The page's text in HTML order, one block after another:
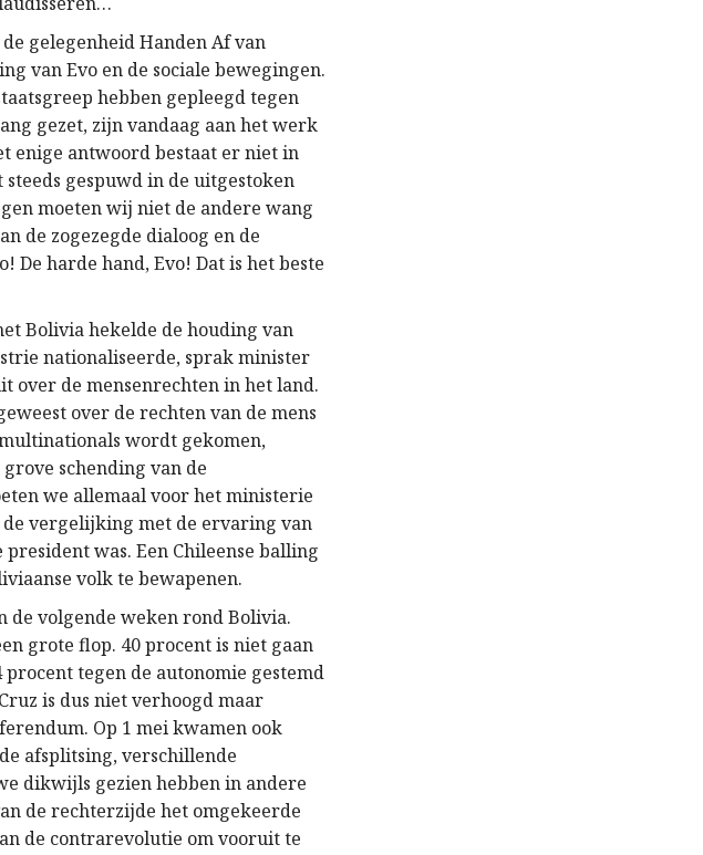
gelegenheid Handen Af van
van Evo en de sociale bewegingen.
hebben gepleegd tegen
gezet, zijn vandaag aan het werk
enige antwoord bestaat er niet in
gespuwd in de uitgestoken
moeten wij niet de andere wang
de zogezegde dialoog en de
De harde hand, Evo! Dat is het beste
Bolivia hekelde de houding van
nationaliseerde, sprak minister
over de mensenrechten in het land.
over de rechten van de mens
wordt gekomen,
schending van de
we allemaal voor het ministerie
de vergelijking met de ervaring van
was. Een Chileense balling
volk te bewapenen.
de volgende weken rond Bolivia.
grote flop. 40 procent is niet gaan
tegen de autonomie gestemd
is dus niet verhoogd maar
Op 1 mei kwamen ook
afsplitsing, verschillende
dikwijls gezien hebben in andere
de rechterzijde het omgekeerde
de contrarevolutie om vooruit te